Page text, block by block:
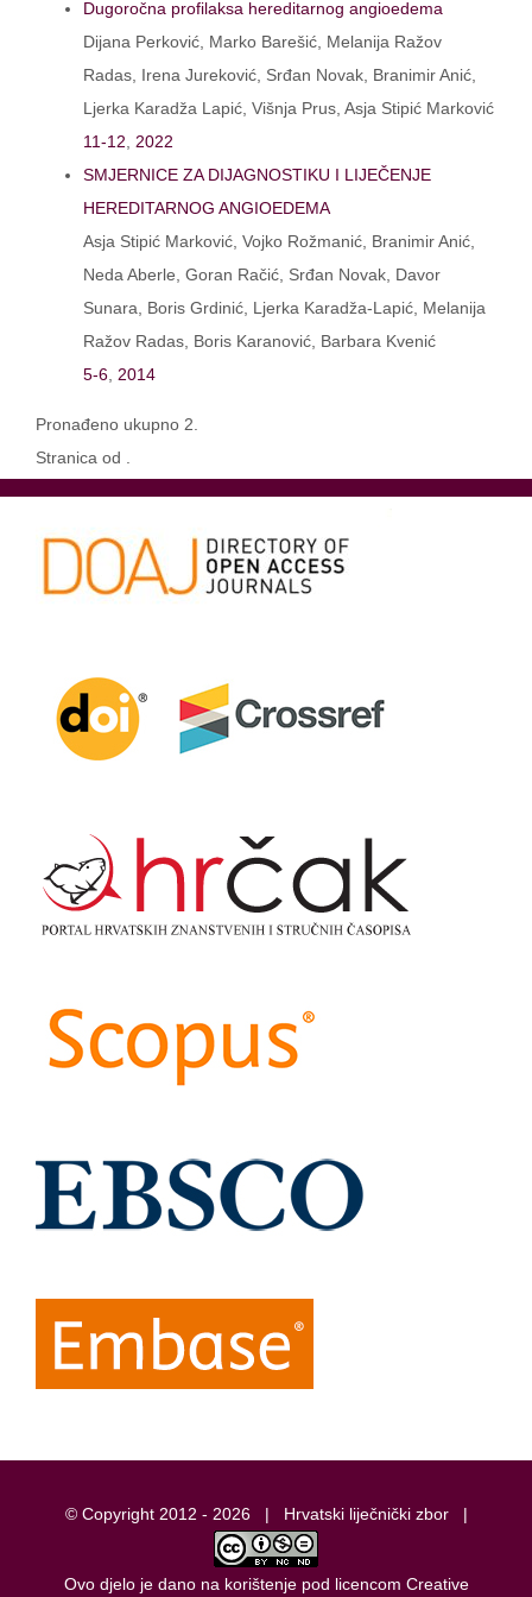
Dugoročna profilaksa hereditarnog angioedema
Dijana Perković, Marko Barešić, Melanija Ražov
Radas, Irena Jureković, Srđan Novak, Branimir Anić,
Ljerka Karadža Lapić, Višnja Prus, Asja Stipić Marković
11-12
2022
SMJERNICE ZA DIJAGNOSTIKU I LIJEČENJE
HEREDITARNOG ANGIOEDEMA
Asja Stipić Marković, Vojko Rožmanić, Branimir Anić,
Neda Aberle, Goran Račić, Srđan Novak, Davor
Sunara, Boris Grdinić, Ljerka Karadža-Lapić, Melanija
Ražov Radas, Boris Karanović, Barbara Kvenić
5-6 2014
Pronađeno ukupno 2.
Stranica od .
© Copyright 2012 - 2026 | Hrvatski liječnički zbor|
Ovo djelo je dano na korištenje pod licencom Creative